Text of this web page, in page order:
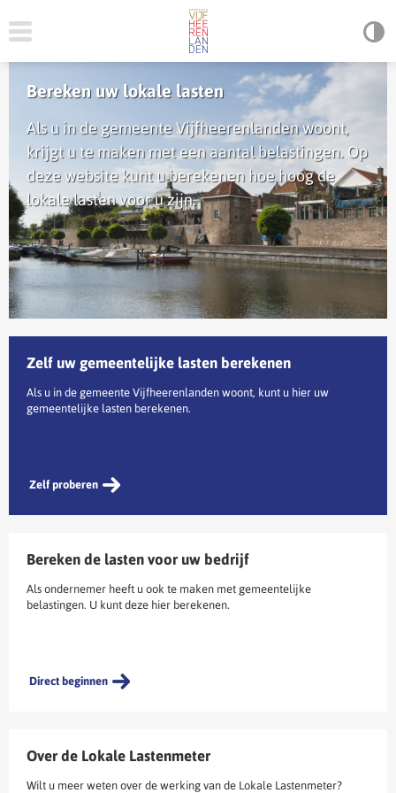
Bereken uw lokale lasten
Als u in de gemeente Vijfheerenlanden woont,
krijgt u te maken met een aantal belastingen. Op
deze website kunt u berekenen hoe hoog de
lokale lasten voor u zijn.
Zelf uw gemeentelijke lasten berekenen
Als u in de gemeente Vijfheerenlanden woont, kunt u hier uw
gemeentelijke lasten berekenen.
Zelf proberen
Bereken de lasten voor uw bedrijf
Als ondernemer heeft u ook te maken met gemeentelijke
belastingen. U kunt deze hier berekenen.
Direct beginnen
Over de Lokale Lastenmeter
Wilt u meer weten over de werking van de Lokale Lastenmeter?